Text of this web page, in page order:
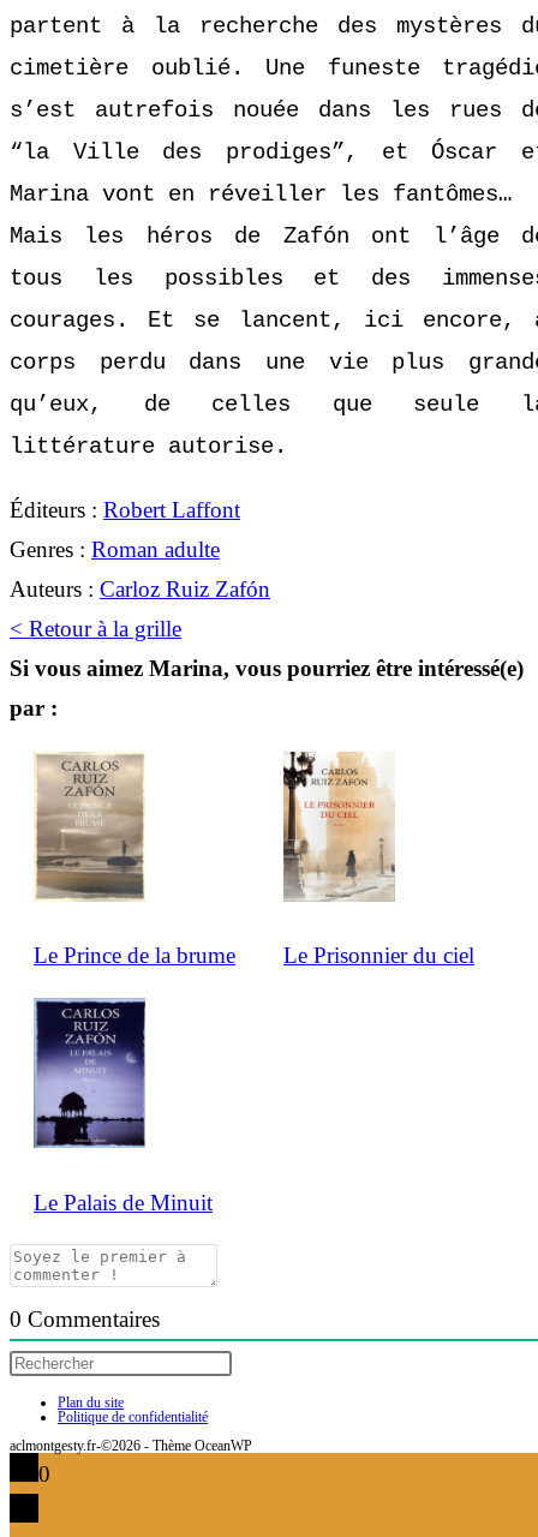
partent à la recherche des mystères
cimetière oublié. Une funeste
s’est autrefois nouée dans les rues
“la Ville des prodiges”, et Óscar
Marina vont en réveiller les fantômes…
Mais les héros de Zafón ont l’âge
tous les possibles et des
courages. Et se lancent, ici encore,
corps perdu dans une vie plus
qu’eux, de celles que seule
littérature autorise.
Éditeurs : Robert Laffont
Genres : Roman adulte
Auteurs : Carloz Ruiz Zafón
< Retour à la grille
Si vous aimez Marina, vous pourriez être intéressé(e)
par :
Le Prince de la brume Le Prisonnier du ciel
Le Palais de Minuit
0 Commentaires
Plan du site
Politique de confidentialité
aclmontgesty.fr-©2026 - Thème OceanWP
0